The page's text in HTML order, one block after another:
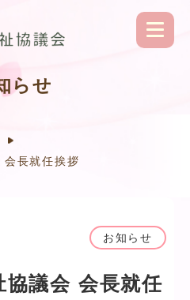
らせ
長就任挨拶
お知らせ
協議会 会長就任